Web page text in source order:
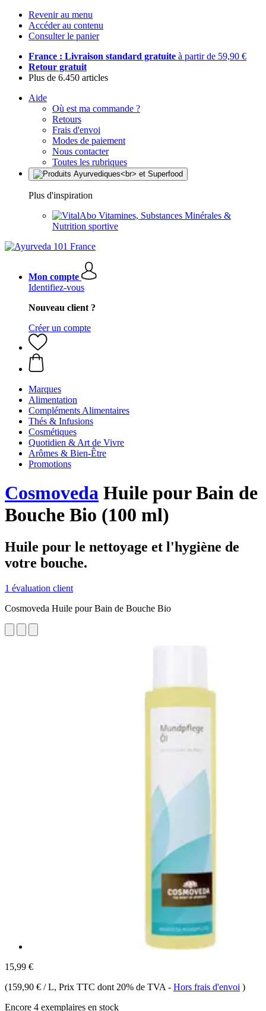
Revenir au menu
Accéder au contenu
Consulter le panier
France : Livraison standard gratuite à partir de 59,90 €
Retour gratuit
Plus de 6.450 articles
Aide
Où est ma commande ?
Retours
Frais d'envoi
Modes de paiement
Nous contacter
Toutes les rubriques
Plus d'inspiration
Vitamines, Substances Minérales &
Nutrition sportive
Mon compte
Identifiez-vous
Nouveau client ?
Créer un compte
Marques
Alimentation
Compléments Alimentaires
Thés & Infusions
Cosmétiques
Quotidien & Art de Vivre
Arômes & Bien-Être
Promotions
Cosmoveda Huile pour Bain de
Bouche Bio (100 ml)
Huile pour le nettoyage et l'hygiène de
votre bouche.
1 évaluation client
Cosmoveda Huile pour Bain de Bouche Bio
15,99 €
(159,90 € / L, Prix TTC dont 20% de TVA - Hors frais d'envoi )
Encore 4 exemplaires en stock